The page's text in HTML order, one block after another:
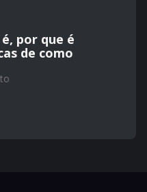
por que é
de como